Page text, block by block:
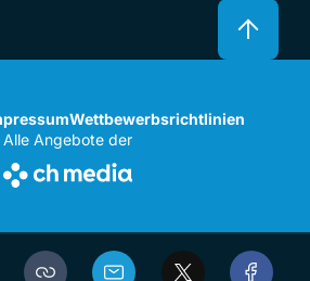
Wettbewerbsrichtlinien
Alle Angebote der